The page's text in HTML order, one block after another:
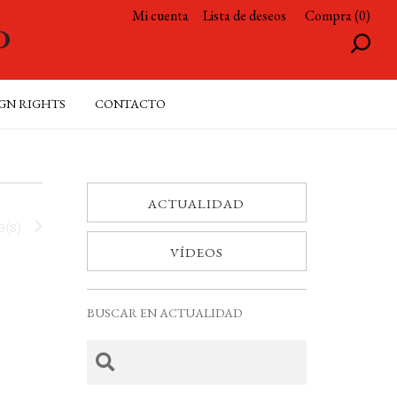
Mi cuenta Lista de deseos Compra (0)
RIGHTS CONTACTO
ACTUALIDAD
VÍDEOS
BUSCAR EN ACTUALIDAD